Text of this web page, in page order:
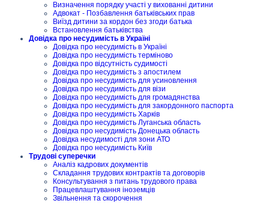
Визначення порядку участі у вихованні дитини
Адвокат - Позбавлення батьківських прав
Виїзд дитини за кордон без згоди батька
Встановлення батьківства
Довідка про несудимість в Україні
Довідка про несудимість в Україні
Довідка про несудимість терміново
Довідка про відсутність судимості
Довідка про несудимість з апостилем
Довідка про несудимість для усиновлення
Довідка про несудимість для візи
Довідка про несудимість для громадянства
Довідка про несудимість для закордонного паспорта
Довідка про несудимість Харків
Довідка про несудимість Луганська область
Довідка про несудимість Донецька область
Довідка несудимості для зони АТО
Довідка про несудимість Київ
Трудові суперечки
Аналіз кадрових документів
Складання трудових контрактів та договорів
Консультування з питань трудового права
Працевлаштування іноземців
Звільнення та скорочення